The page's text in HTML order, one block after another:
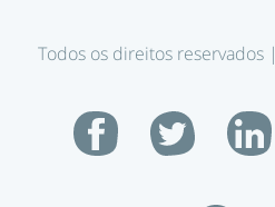
Todos os direitos reservados |